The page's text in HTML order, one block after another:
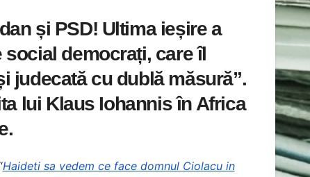
și PSD! Ultima ieșire a
social democrați, care îl
judecată cu dublă măsură”.
lui Klaus Iohannis în Africa
Haideti sa vedem ce face domnul Ciolacu in